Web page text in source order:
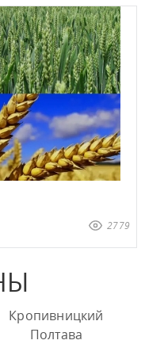
2779
Кропивницкий
Полтава